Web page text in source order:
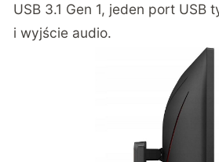
USB 3.1 Gen 1, jeden port USB
i wyjście audio.